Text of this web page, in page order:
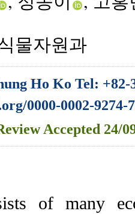
물자원과
Ho Ko Tel:
0000-0002-9274-
Accepted 24/
of many